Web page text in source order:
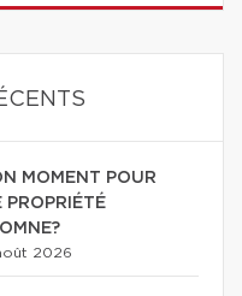
MOMENT POUR
PROPRIÉTÉ
2026